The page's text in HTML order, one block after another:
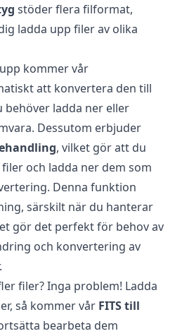
stöder flera filformat,
ladda upp filer av olika
kommer vår
att konvertera den till
behöver ladda ner eller
Dessutom erbjuder
, vilket gör att du
och ladda ner dem som
Denna funktion
särskilt när du hanterar
gör det perfekt för behov av
och konvertering av
filer? Inga problem! Ladda
så kommer vår FITS till
bearbeta dem